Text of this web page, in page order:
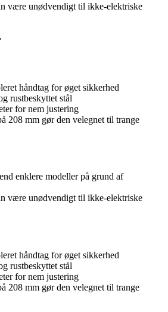
være unødvendigt til ikke-elektriske
håndtag for øget sikkerhed
rustbeskyttet stål
for nem justering
208 mm gør den velegnet til trange
enklere modeller på grund af
være unødvendigt til ikke-elektriske
håndtag for øget sikkerhed
rustbeskyttet stål
for nem justering
208 mm gør den velegnet til trange